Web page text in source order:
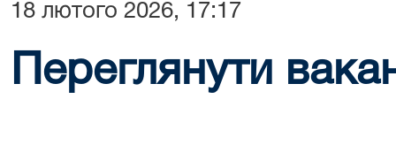
18 лютого 2026, 17:17
Переглянути